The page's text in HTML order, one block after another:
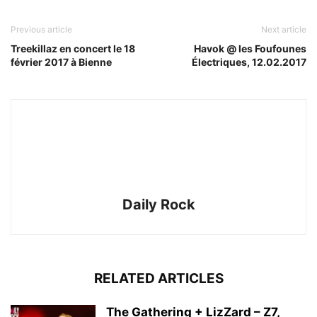
Previous article
Treekillaz en concert le 18
février 2017 à Bienne
Next article
Havok @ les Foufounes
Électriques, 12.02.2017
Daily Rock
RELATED ARTICLES
The Gathering + LizZard – Z7,